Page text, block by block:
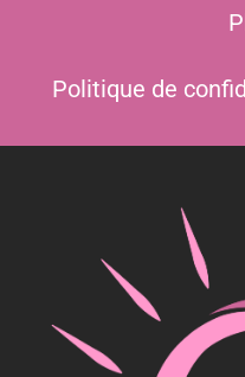
Politique de